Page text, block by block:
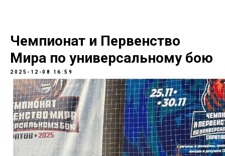
Чемпионат и Первенство
Мира по универсальному бою
2025-12-08 16:59